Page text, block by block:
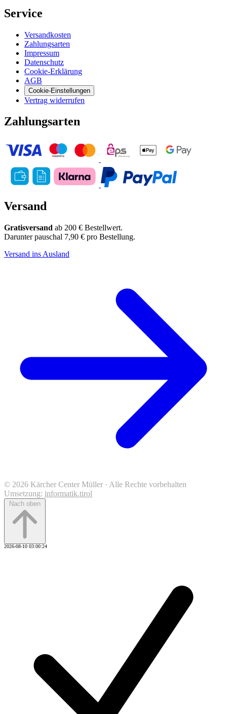
Service
Versandkosten
Zahlungsarten
Impressum
Datenschutz
Cookie-Erklärung
AGB
Cookie-Einstellungen
Vertrag widerrufen
Zahlungsarten
Versand
Gratisversand ab 200 € Bestellwert.
Darunter pauschal 7,90 € pro Bestellung.
Versand ins Ausland
© 2026 Kärcher Center Müller · Alle Rechte vorbehalten
Umsetzung: informatik.tirol
Nach oben
2026-08-10 03:00:24